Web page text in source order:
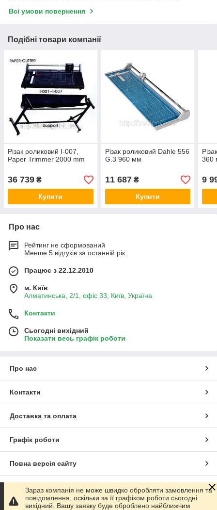
Всі умови повернення
Подібні товари компанії
Різак роликовий I-007,
Paper Trimmer 2000 mm
36 739 ₴
Купити
Різак роликовий Dahle 556
G.3 960 мм
11 687₴
Купити
360
9
Про нас
Рейтинг не сформований
Менше 5 відгуків за останній рік
Працює з 22.12.2010
м. Київ
Алматинська, 2/1, офіс 33, Київ, Україна
Контакти
Сьогодні вихідний
Показати весь графік роботи
Про нас
Контакти
Доставка та оплата
Графік роботи
Повна версія сайту
Сайт створено на маркетплейсіProm.ua
Зараз компанія не може швидко обробляти замовлення та
повідомлення, оскільки за її графіком роботи сьогодні
вихідний. Вашу заявку буде оброблено найближчим